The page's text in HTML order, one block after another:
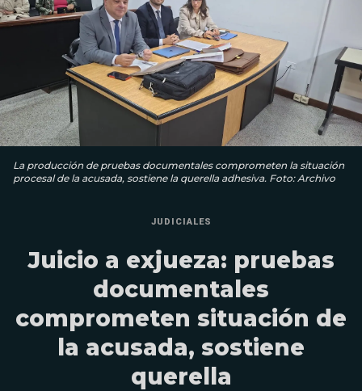
La producción de pruebas documentales comprometen la situación
procesal de la acusada, sostiene la querella adhesiva. Foto: Archivo
JUDICIALES
Juicio a exjueza: pruebas
documentales
comprometen situación de
la acusada, sostiene
querella